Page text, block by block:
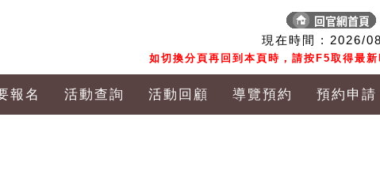
現在時間 : 2026/
如切換分頁再回到本頁時，請按F5取得最
報名 活動查詢 活動回顧 導覽預約 預約申請